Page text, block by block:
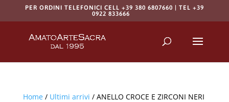
PER ORDINI TELEFONICI CELL +39 380 6807660 | TEL +39
0922 833666
Home/ Ultimi arrivi / ANELLO CROCE E ZIRCONI NERI